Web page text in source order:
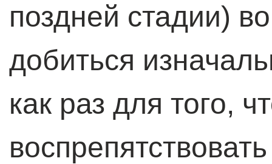
поздней стадии)
добиться
как раз для того,